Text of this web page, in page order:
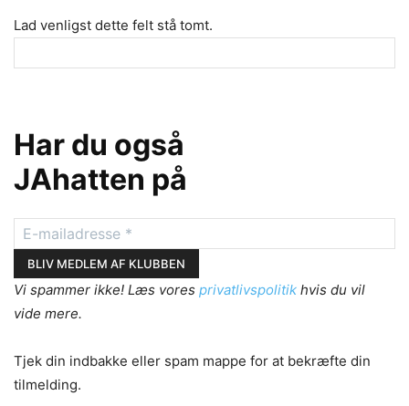
Lad venligst dette felt stå tomt.
Har du også
JAhatten på
Vi spammer ikke! Læs vores privatlivspolitik hvis du vil
vide mere.
Tjek din indbakke eller spam mappe for at bekræfte din
tilmelding.